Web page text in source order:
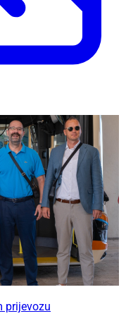
prijevozu